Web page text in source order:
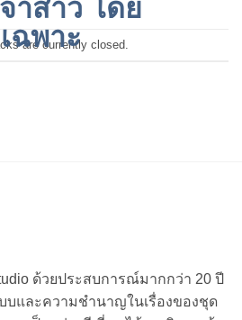
are currently closed.
ด้วยประสบการณ์มากกว่า 20 ปี
บและความชำนาญในเรื่องของชุด